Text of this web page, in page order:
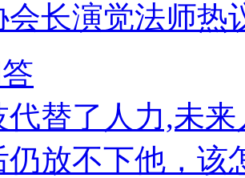
会长演觉法师热
代替了人力,未
仍放不下他，该